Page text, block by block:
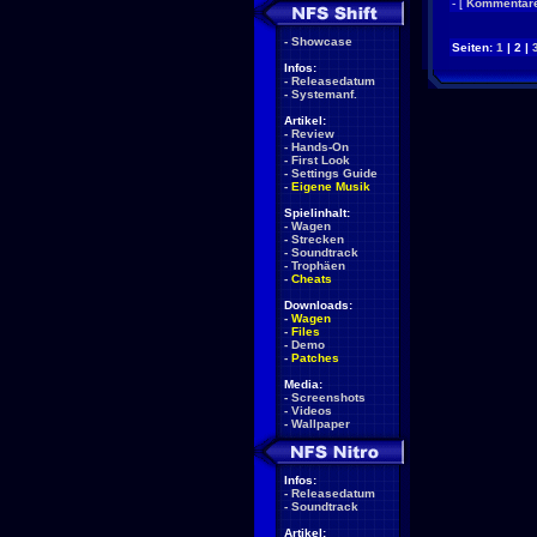
- Showcase
Infos:
- Releasedatum
- Systemanf.
Artikel:
- Review
- Hands-On
- First Look
- Settings Guide
- Eigene Musik
Spielinhalt:
- Wagen
- Strecken
- Soundtrack
- Trophäen
- Cheats
Downloads:
- Wagen
- Files
- Demo
- Patches
Media:
- Screenshots
- Videos
- Wallpaper
Infos:
- Releasedatum
- Soundtrack
Artikel:
- [
Seiten: 1 | 2 | 3